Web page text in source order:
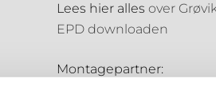
Lees hier alles over
EPD downloaden
Montagepartner: